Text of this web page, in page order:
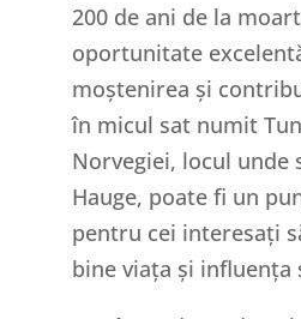
200 de ani de la
oportunitate
moștenirea și
în micul sat numit
Norvegiei, locul unde
Hauge, poate fi un
pentru cei interesați
bine viața și influența